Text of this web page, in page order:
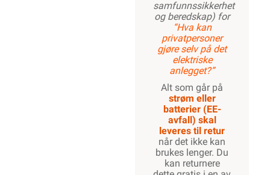
samfunnssikkerhet
og beredskap) for
“Hva kan
privatpersoner
gjøre selv på det
elektriske
anlegget?”
Alt som går på
strøm eller
batterier (EE-
avfall) skal
leveres til retur
når det ikke kan
brukes lenger. Du
kan returnere